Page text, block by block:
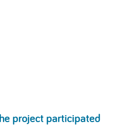
project participated